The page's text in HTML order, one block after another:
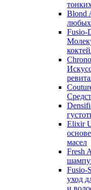
Blond
любых
Fusio-
Elixir
масел
Fresh
Fusio-
уход
и